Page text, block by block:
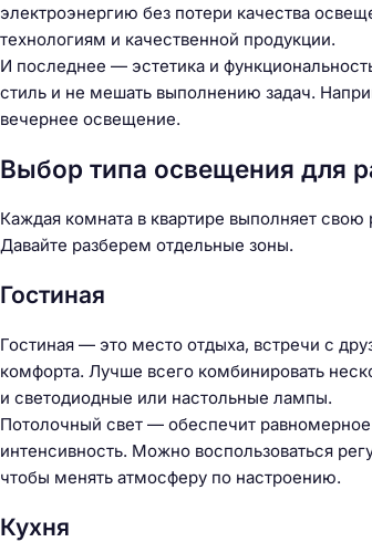
электроэнергию без потери качества
технологиям и качественной продукции.
И последнее — эстетика и
стиль и не мешать выполнению задач.
вечернее освещение.
Выбор типа освещения для
Каждая комната в квартире выполняет
Давайте разберем отдельные зоны.
Гостиная
Гостиная — это место отдыха, встречи с
комфорта. Лучше всего комбинировать
и светодиодные или настольные лампы.
Потолочный свет — обеспечит
интенсивность. Можно воспользоваться
чтобы менять атмосферу по настроению.
Кухня